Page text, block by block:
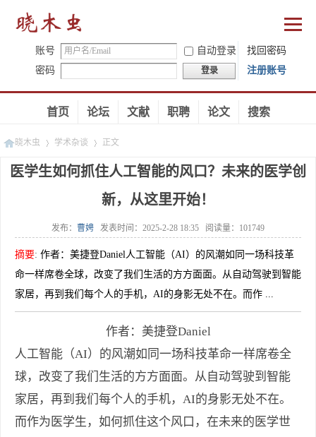
账号 自动登录
找回密码
密码
登录 注册账号
首页 论坛 文献 职聘 论文 搜索
晓木虫 学术杂谈 正文
医学生如何抓住人工智能的风口？未来的医学创
新，从这里开始！
发布： 曹娉 发表时间： 2025-2-28 18:35 阅读量： 101749
摘要: 作者：美捷登Daniel人工智能（AI）的风潮如同一场科技革
命一样席卷全球，改变了我们生活的方方面面。从自动驾驶到智能
家居，再到我们每个人的手机，AI的身影无处不在。而作 ...
作者：美捷登Daniel
人工智能（AI）的风潮如同一场科技革命一样席卷全
球，改变了我们生活的方方面面。从自动驾驶到智能
家居，再到我们每个人的手机，AI的身影无处不在。
而作为医学生，如何抓住这个风口，在未来的医学世